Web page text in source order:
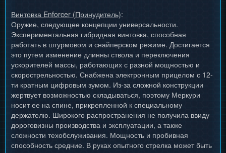
Винтовка Enforcer (Принудитель):
Оружие, следующее концепции универсальности.
Экспериментальная гибридная винтовка, способная
работать в штурмовом и снайперском режиме. Достигается
это путем изменение длинны ствола и переключения
ускорителей массы, работающих с разной мощностью и
скорострельностью. Снабжена электронным прицелом с 12-
ти кратным цифровым зумом. Из-за сложной конструкции
жертвует возможностью складываться, поэтому Меркури
носит ее на спине, прикрепленной к специальному
держателю. Широкого распространения не получила ввиду
дороговизны производства и эксплуатации, а также
сложности техобслуживания. Мощность и пробивная
способность средние. В руках опытного стрелка может быть